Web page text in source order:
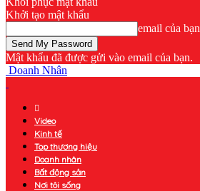
Khởi tạo mật khẩu
email của bạn
Mật khẩu đã được gửi vào email của bạn.
Doanh Nhân
Video
Kinh tế
Top thương hiệu
Doanh nhân
Bất động sản
Nơi tôi sống